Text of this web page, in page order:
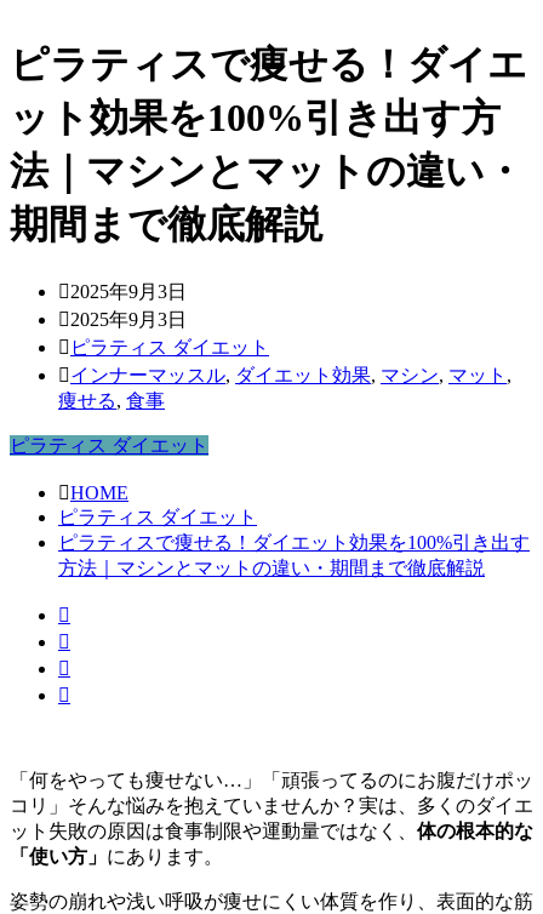
ピラティスで痩せる！ダイエ
ット効果を100%引き出す方
法｜マシンとマットの違い・
期間まで徹底解説
2025年9月3日
2025年9月3日
ピラティス ダイエット
インナーマッスル, ダイエット効果, マシン, マット ,
痩せる, 食事
ピラティス ダイエット
HOME
ピラティス ダイエット
ピラティスで痩せる！ダイエット効果を100%引き出す
方法｜マシンとマットの違い・期間まで徹底解説
「何をやっても痩せない…」「頑張ってるのにお腹だけポッ
コリ」そんな悩みを抱えていませんか？実は、多くのダイエ
ット失敗の原因は食事制限や運動量ではなく、 体の根本的な
「使い方」 にあります。
姿勢の崩れや浅い呼吸が痩せにくい体質を作り、表面的な筋